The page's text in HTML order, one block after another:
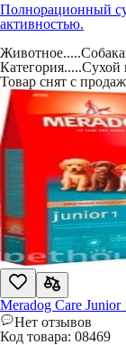
Полнорационный
активностью.
Животное.....
Категория.....Сухой
Товар снят с
Meradog Care Junior
Нет отзывов
Код товара: 08469